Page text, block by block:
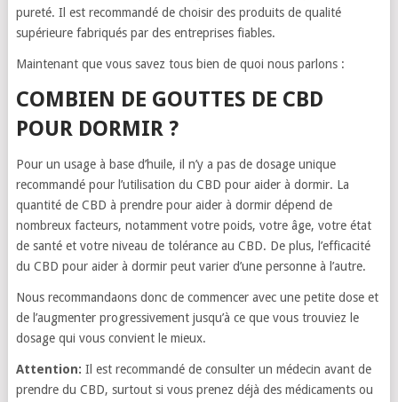
pureté. Il est recommandé de choisir des produits de qualité
supérieure fabriqués par des entreprises fiables.
Maintenant que vous savez tous bien de quoi nous parlons :
COMBIEN DE GOUTTES DE CBD
POUR DORMIR ?
Pour un usage à base d’huile, il n’y a pas de dosage unique
recommandé pour l’utilisation du CBD pour aider à dormir. La
quantité de CBD à prendre pour aider à dormir dépend de
nombreux facteurs, notamment votre poids, votre âge, votre état
de santé et votre niveau de tolérance au CBD. De plus, l’efficacité
du CBD pour aider à dormir peut varier d’une personne à l’autre.
Nous recommandaons donc de commencer avec une petite dose et
de l’augmenter progressivement jusqu’à ce que vous trouviez le
dosage qui vous convient le mieux.
Attention: Il est recommandé de consulter un médecin avant de
prendre du CBD, surtout si vous prenez déjà des médicaments ou